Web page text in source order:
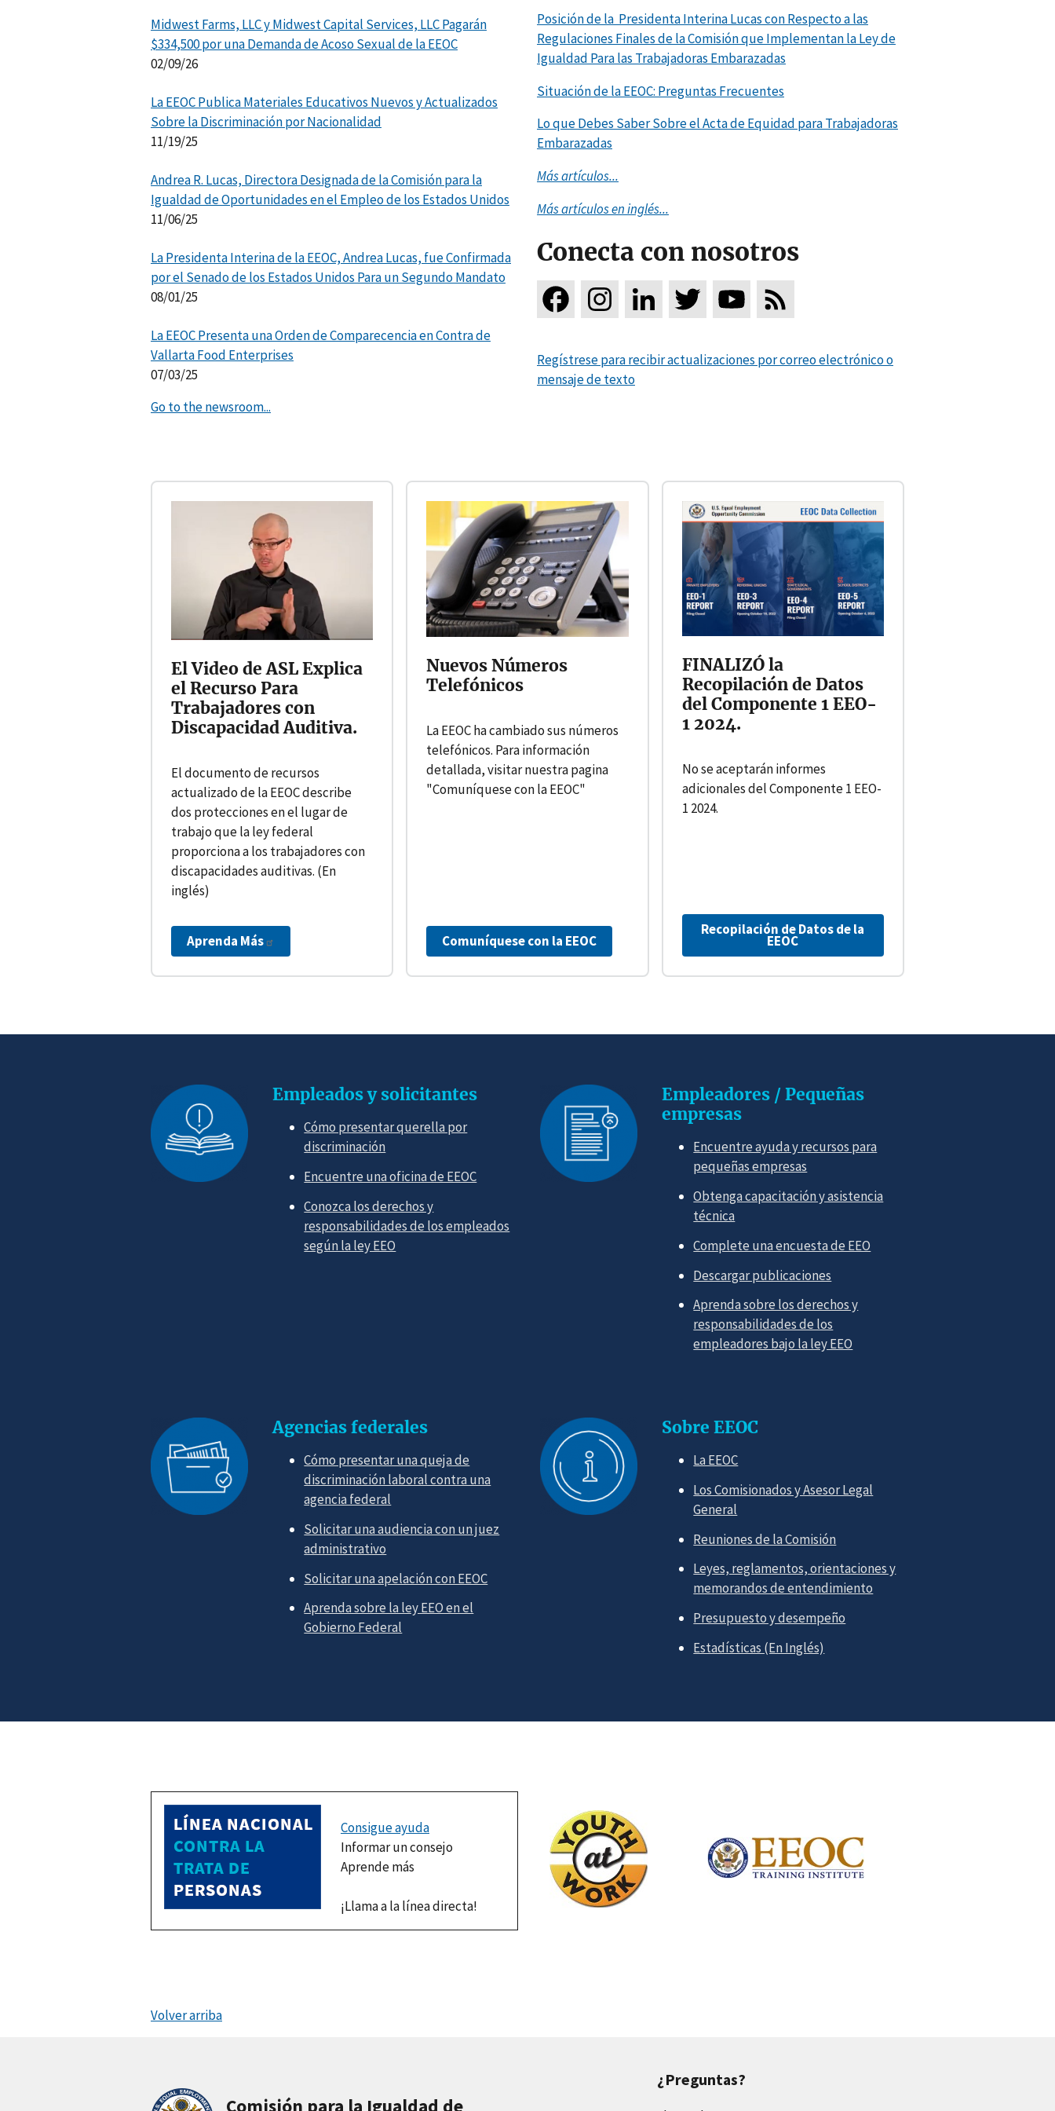
Midwest Farms, LLC y Midwest Capital Services, LLC Pagarán
$334,500 por una Demanda de Acoso Sexual de la EEOC
02/09/26
La EEOC Publica Materiales Educativos Nuevos y Actualizados
Sobre la Discriminación por Nacionalidad
11/19/25
Andrea R. Lucas, Directora Designada de la Comisión para la
Igualdad de Oportunidades en el Empleo de los Estados Unidos
11/06/25
La Presidenta Interina de la EEOC, Andrea Lucas, fue Confirmada
por el Senado de los Estados Unidos Para un Segundo Mandato
08/01/25
La EEOC Presenta una Orden de Comparecencia en Contra de
Vallarta Food Enterprises
07/03/25
Go to the newsroom...
Posición de la Presidenta Interina Lucas con Respecto a las
Regulaciones Finales de la Comisión que Implementan la Ley de
Igualdad Para las Trabajadoras Embarazadas
Situación de la EEOC: Preguntas Frecuentes
Lo que Debes Saber Sobre el Acta de Equidad para Trabajadoras
Embarazadas
Más artículos...
Más artículos en inglés...
Conecta con nosotros
Regístrese para recibir actualizaciones por correo electrónico o
mensaje de texto
El Video de ASL Explica
el Recurso Para
Trabajadores con
Discapacidad Auditiva.
El documento de recursos
actualizado de la EEOC describe
dos protecciones en el lugar de
trabajo que la ley federal
proporciona a los trabajadores con
discapacidades auditivas. (En
inglés)
Aprenda Más
Nuevos Números
Telefónicos
La EEOC ha cambiado sus números
telefónicos. Para información
detallada, visitar nuestra pagina
"Comuníquese con la EEOC"
Comuníquese con la EEOC
FINALIZÓ la
Recopilación de Datos
del Componente 1 EEO-
1 2024.
No se aceptarán informes
adicionales del Componente 1 EEO-
1 2024.
Recopilación de Datos de la
EEOC
Empleados y solicitantes
Cómo presentar querella por
discriminación
Encuentre una oficina de EEOC
Conozca los derechos y
responsabilidades de los empleados
según la ley EEO
Empleadores / Pequeñas
empresas
Encuentre ayuda y recursos para
pequeñas empresas
Obtenga capacitación y asistencia
técnica
Complete una encuesta de EEO
Descargar publicaciones
Aprenda sobre los derechos y
responsabilidades de los
empleadores bajo la ley EEO
Agencias federales
Cómo presentar una queja de
discriminación laboral contra una
agencia federal
Solicitar una audiencia con un juez
administrativo
Solicitar una apelación con EEOC
Aprenda sobre la ley EEO en el
Gobierno Federal
Sobre EEOC
La EEOC
Los Comisionados y Asesor Legal
General
Reuniones de la Comisión
Leyes, reglamentos, orientaciones y
memorandos de entendimiento
Presupuesto y desempeño
Estadísticas (En Inglés)
Consigue ayuda
Informar un consejo
Aprende más
¡Llama a la línea directa!
Volver arriba
Comisión para la Igualdad de
¿Preguntas?